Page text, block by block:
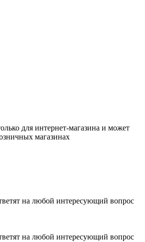
для интернет-магазина и может
магазинах
на любой интересующий вопрос
на любой интересующий вопрос